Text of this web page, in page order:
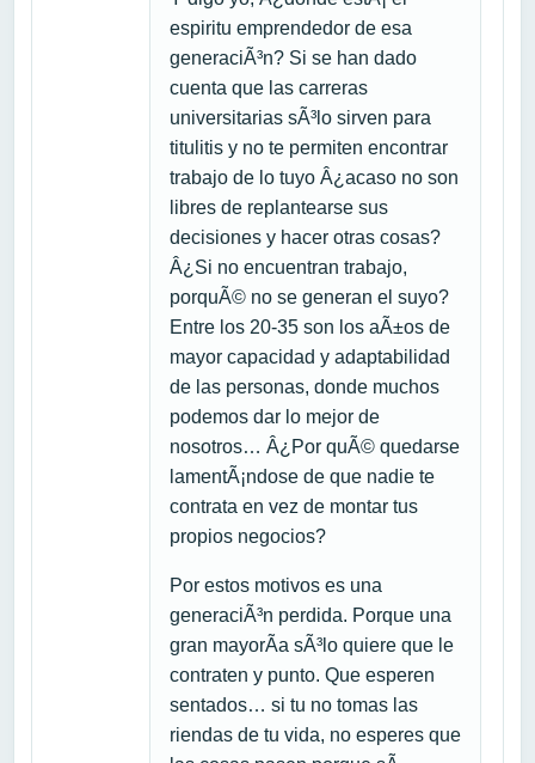
espiritu emprendedor de esa
generaciÃ³n? Si se han dado
cuenta que las carreras
universitarias sÃ³lo sirven para
titulitis y no te permiten encontrar
trabajo de lo tuyo Â¿acaso no son
libres de replantearse sus
decisiones y hacer otras cosas?
Â¿Si no encuentran trabajo,
porquÃ© no se generan el suyo?
Entre los 20-35 son los aÃ±os de
mayor capacidad y adaptabilidad
de las personas, donde muchos
podemos dar lo mejor de
nosotros… Â¿Por quÃ© quedarse
lamentÃ¡ndose de que nadie te
contrata en vez de montar tus
propios negocios?
Por estos motivos es una
generaciÃ³n perdida. Porque una
gran mayorÃ­a sÃ³lo quiere que le
contraten y punto. Que esperen
sentados… si tu no tomas las
riendas de tu vida, no esperes que